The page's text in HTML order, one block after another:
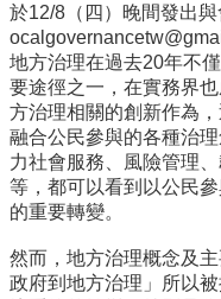
聯
絡
資
訊
最
新
消
息
於12/8（四）晚間發出
地方治理在過去20年不
要途徑之一，在實務界
方治理相關的創新作為
融合公民參與的各種治
力社會服務、風險管理
等， 都可以看到以公民
的重要轉變。
然而，地方治理概念及
政府到地方治理」所以被